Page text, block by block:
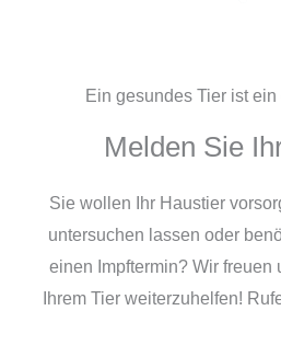
Ein gesundes Tier ist
Melden Sie
Sie wollen Ihr Haustier
untersuchen lassen oder
einen Impftermin? Wir freuen
Ihrem Tier weiterzuhelfen!